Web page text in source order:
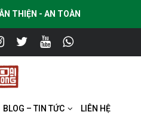
THIỆN - AN TOÀN
BLOG – TIN TỨC LIÊN HỆ